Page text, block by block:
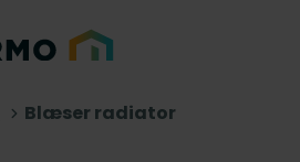
Blæser radiator